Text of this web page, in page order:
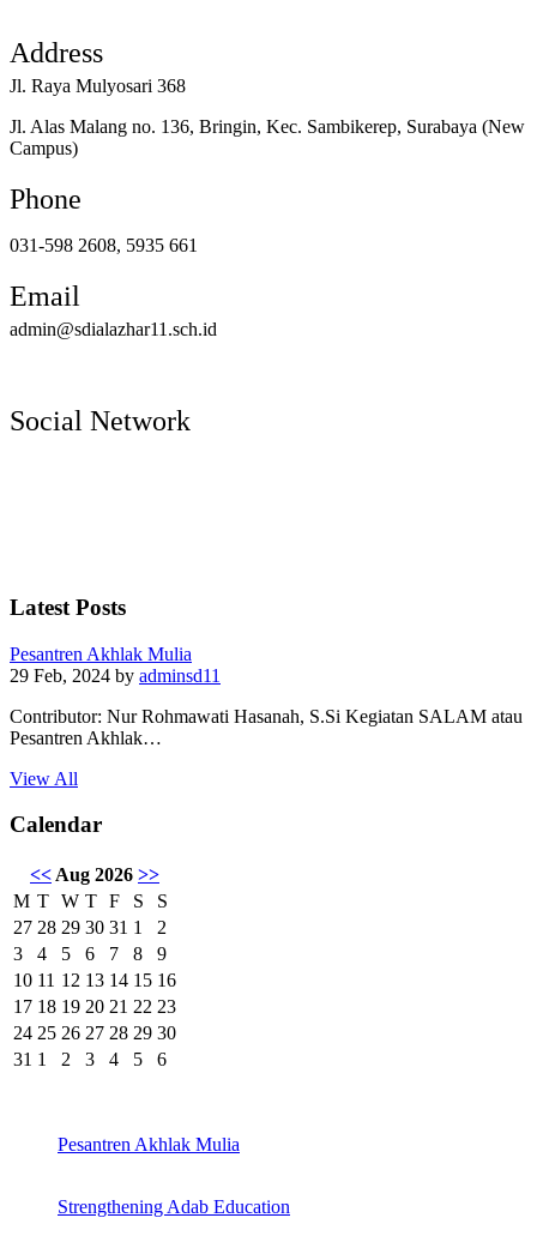
Address
Jl. Raya Mulyosari 368
Jl. Alas Malang no. 136, Bringin, Kec. Sambikerep, Surabaya (New
Campus)
Phone
031-598 2608, 5935 661
Email
admin@sdialazhar11.sch.id
Social Network
Latest Posts
Pesantren Akhlak Mulia
29 Feb, 2024 by adminsd11
Contributor: Nur Rohmawati Hasanah, S.Si Kegiatan SALAM atau
Pesantren Akhlak…
View All
Calendar
<< Aug 2026 >>
M T W T F S
S
27 28 29 30 31 1
2
3
4 5 6 7 8
9
10 11 12 13 14 15 16
17 18 19 20 21 22 23
24 25 26 27 28 29 30
31 1 2 3 4 5 6
Pesantren Akhlak Mulia
Strengthening Adab Education